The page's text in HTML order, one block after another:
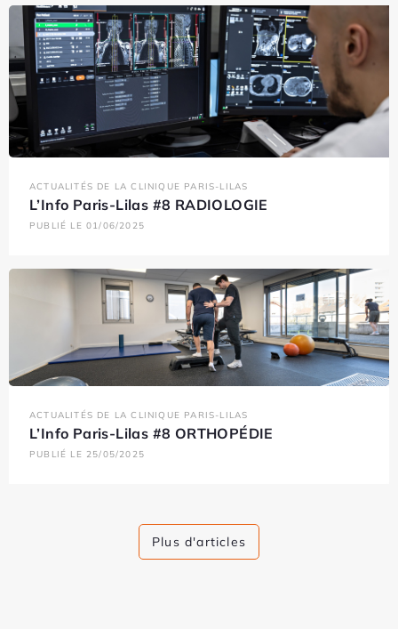
ACTUALITÉS DE LA CLINIQUE PARIS-LILAS
L’Info Paris-Lilas #8 RADIOLOGIE
PUBLIÉ LE 01/06/2025
ACTUALITÉS DE LA CLINIQUE PARIS-LILAS
L’Info Paris-Lilas #8 ORTHOPÉDIE
PUBLIÉ LE 25/05/2025
Plus d'articles